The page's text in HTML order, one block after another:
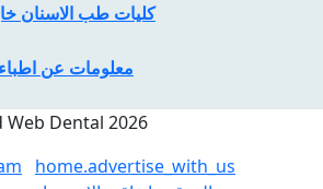
كليات طب الاسنان
معلومات عن اطباء
Web Dental 2026
home.advertise_with_us